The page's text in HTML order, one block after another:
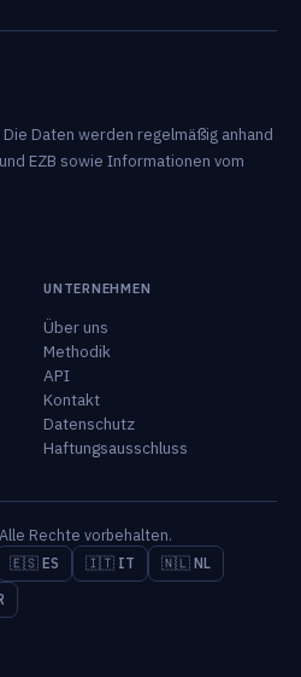
Daten werden regelmäßig anhand
EZB sowie Informationen vom
UNTERNEHMEN
Über uns
Methodik
API
Kontakt
Datenschutz
Haftungsausschluss
Rechte vorbehalten.
🇪🇸 ES 🇮🇹 IT
🇳🇱 NL